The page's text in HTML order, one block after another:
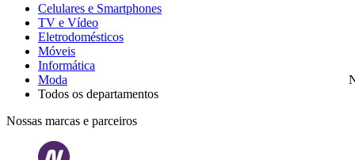
Celulares e Smartphones
TV e Vídeo
Eletrodomésticos
Móveis
Informática
Moda
Todos os departamentos
Nossas marcas e parceiros